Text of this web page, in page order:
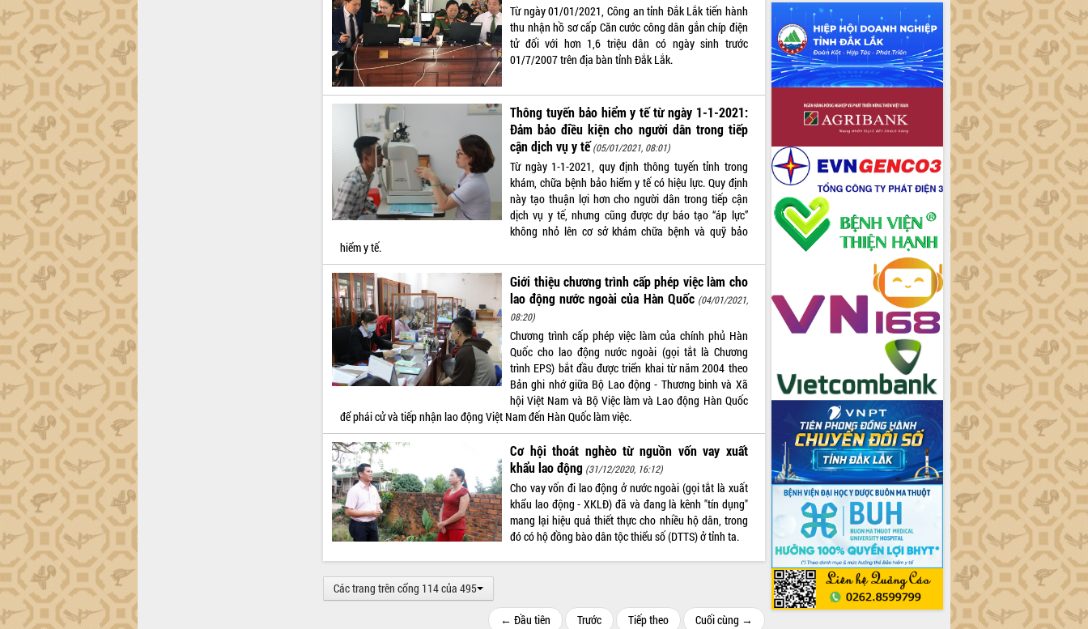
Từ ngày 01/01/2021, Công an tỉnh Đắk Lắk tiến hành
thu nhận hồ sơ cấp Căn cước công dân gắn chíp điện
tử đối với hơn 1,6 triệu dân có ngày sinh trước
01/7/2007 trên địa bàn tỉnh Đắk Lắk.
Thông tuyến bảo hiểm y tế từ ngày 1-1-2021:
Đảm bảo điều kiện cho người dân trong tiếp
cận dịch vụ y tế (05/01/2021, 08:01)
Từ ngày 1-1-2021, quy định thông tuyến tỉnh trong
khám, chữa bệnh bảo hiểm y tế có hiệu lực. Quy định
này tạo thuận lợi hơn cho người dân trong tiếp cận
dịch vụ y tế, nhưng cũng được dự báo tạo “áp lực”
không nhỏ lên cơ sở khám chữa bệnh và quỹ bảo
hiểm y tế.
Giới thiệu chương trình cấp phép việc làm cho
lao động nước ngoài của Hàn Quốc (04/01/2021,
08:20)
Chương trình cấp phép việc làm của chính phủ Hàn
Quốc cho lao động nước ngoài (gọi tắt là Chương
trình EPS) bắt đầu được triển khai từ năm 2004 theo
Bản ghi nhớ giữa Bộ Lao động - Thương binh và Xã
hội Việt Nam và Bộ Việc làm và Lao động Hàn Quốc
để phái cử và tiếp nhận lao động Việt Nam đến Hàn Quốc làm việc.
Cơ hội thoát nghèo từ nguồn vốn vay xuất
khẩu lao động (31/12/2020, 16:12)
Cho vay vốn đi lao động ở nước ngoài (gọi tắt là xuất
khẩu lao động - XKLĐ) đã và đang là kênh "tín dụng"
mang lại hiệu quả thiết thực cho nhiều hộ dân, trong
đó có hộ đồng bào dân tộc thiểu số (DTTS) ở tỉnh ta.
Các trang trên cổng 114 của 495
← Đầu tiên Trước Tiếp theo Cuối cùng →